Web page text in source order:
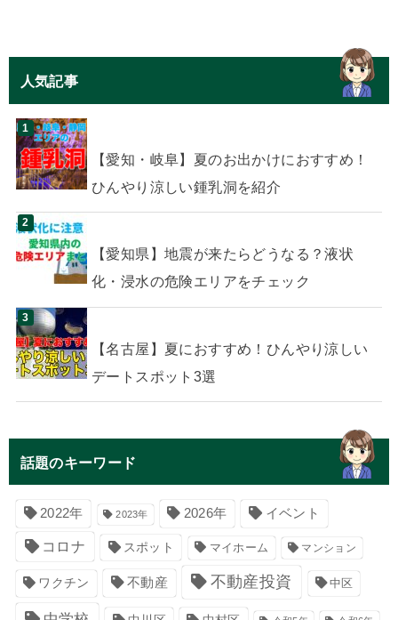
人気記事
【愛知・岐阜】夏のお出かけにおすすめ！
ひんやり涼しい鍾乳洞を紹介
【愛知県】地震が来たらどうなる？液状
化・浸水の危険エリアをチェック
【名古屋】夏におすすめ！ひんやり涼しい
デートスポット3選
話題のキーワード
2022年 2023年 2026年 イベント
コロナ スポット マイホーム マンション
ワクチン 不動産 不動産投資 中区